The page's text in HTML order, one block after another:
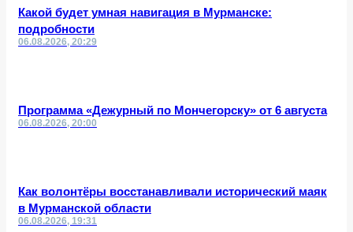
Какой будет умная навигация в Мурманске:
подробности
06.08.2026, 20:29
Программа «Дежурный по Мончегорску» от 6 августа
06.08.2026, 20:00
Как волонтёры восстанавливали исторический маяк
в Мурманской области
06.08.2026, 19:31